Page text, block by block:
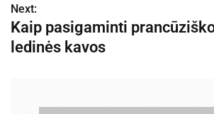
v
i
Next:
Kaip pasigaminti
ledinės kavos